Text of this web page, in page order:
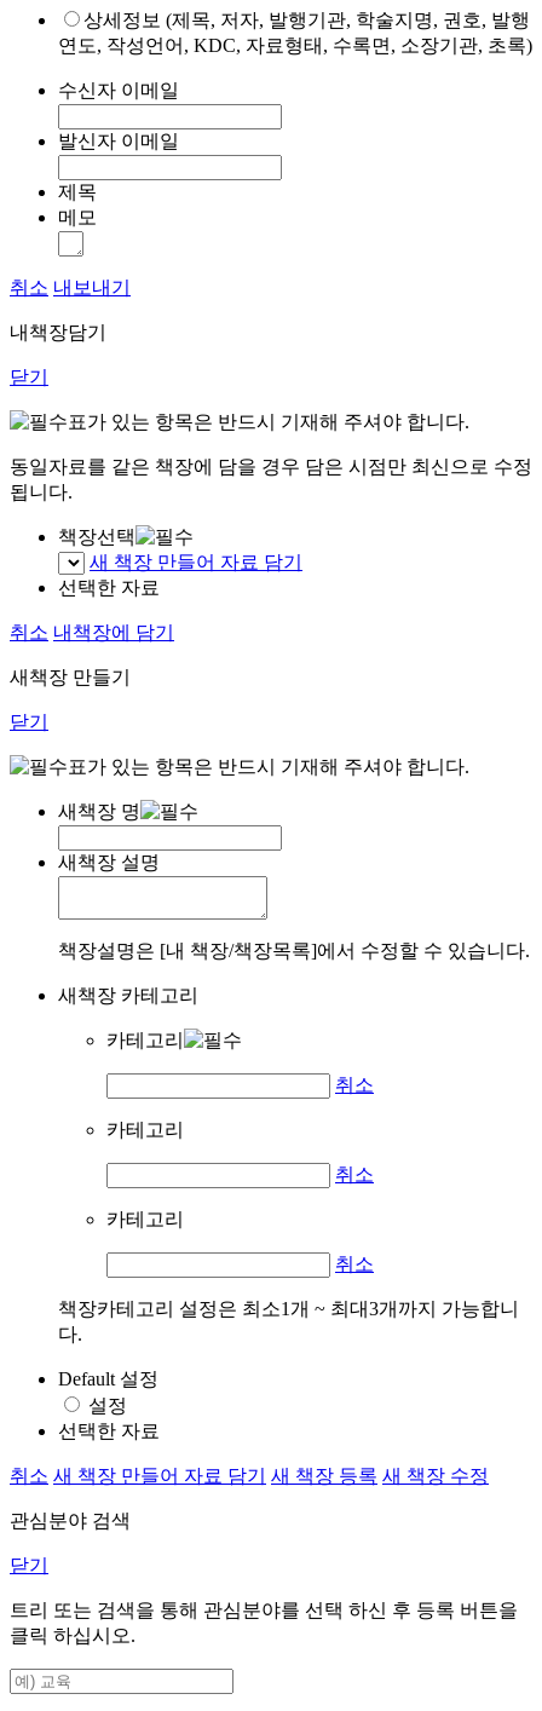
상세정보 (제목, 저자, 발행기관, 학술지명, 권호, 발행
연도, 작성언어, KDC, 자료형태, 수록면, 소장기관, 초록)
수신자 이메일
발신자 이메일
제목
메모
취소 내보내기
내책장담기
닫기
표가 있는 항목은 반드시 기재해 주셔야 합니다.
동일자료를 같은 책장에 담을 경우 담은 시점만 최신으로 수정
됩니다.
책장선택
새 책장 만들어 자료 담기
선택한 자료
취소 내책장에 담기
새책장 만들기
닫기
표가 있는 항목은 반드시 기재해 주셔야 합니다.
새책장 명
새책장 설명
책장설명은 [내 책장/책장목록]에서 수정할 수 있습니다.
새책장 카테고리
카테고리
취소
카테고리
취소
카테고리
취소
책장카테고리 설정은 최소1개 ~ 최대3개까지 가능합니
다.
Default 설정
설정
선택한 자료
취소 새 책장 만들어 자료 담기 새 책장 등록 새 책장 수정
관심분야 검색
닫기
트리 또는 검색을 통해 관심분야를 선택 하신 후 등록 버튼을
클릭 하십시오.